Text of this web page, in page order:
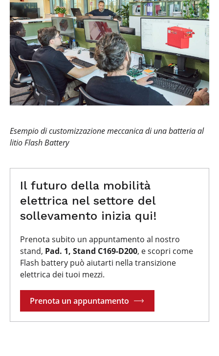
Esempio di customizzazione meccanica di una batteria al
litio Flash Battery
Il futuro della mobilità
elettrica nel settore del
sollevamento inizia qui!
Prenota subito un appuntamento al nostro
stand, Pad. 1, Stand C169-D200, e scopri come
Flash battery può aiutarti nella transizione
elettrica dei tuoi mezzi.
Prenota un appuntamento